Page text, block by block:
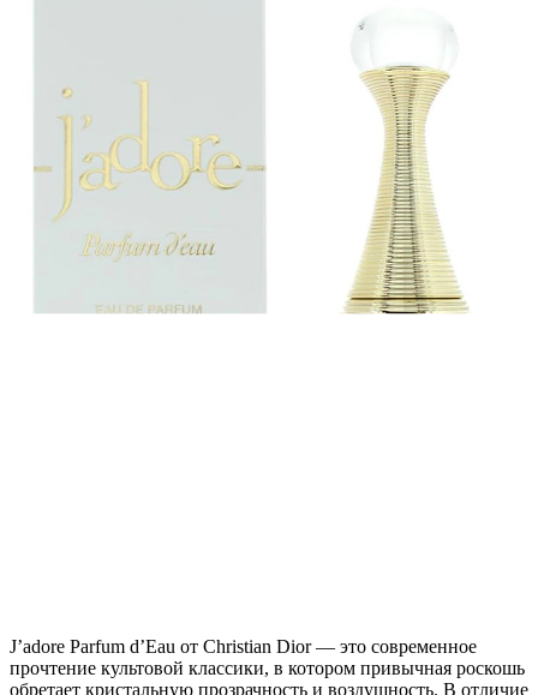
J’adore Parfum d’Eau от Christian Dior — это современное
прочтение культовой классики, в котором привычная роскошь
обретает кристальную прозрачность и воздушность. В отличие